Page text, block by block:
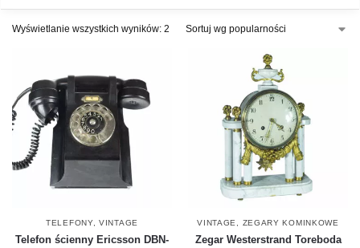
Wyświetlanie wszystkich wyników: 2
TELEFONY,VINTAGE
Telefon ścienny Ericsson DBN-
VINTAGE ZEGARY KOMINKOWE
Zegar Westerstrand Toreboda